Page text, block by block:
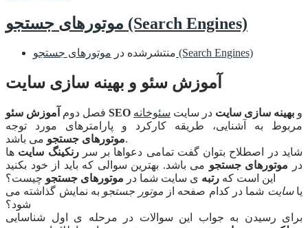
موتورهای جستجو (Search Engines)
منتشرشده در موتورهای جستجو (Search Engines)
آموزش سئو و بهینه سازی سایت
فصل دوم آموزش سئو SEO و بهینه سازی سایت در سایت سئوخانه
مربوط به آشنایی، طریقه کارکرد و پارامترهای مورد توجه
موتورهای جستجومی باشد.
شاید در اصطلاح بتوان گفت تمامی دعواها بر سررنکینگ سایت ها
در موتورهای جستجو می باشد. بهترین سوالی که باید از خود بکنید
این است که رتبه ی سایت شما در موتورهای جستجو چیست؟
یاسایت شما در کدام صفحه از موتور جستجو به نمایش گذاشته می
شود؟
برای رسیدن به جواب این سوالات در مرحله ی اول شناسایی